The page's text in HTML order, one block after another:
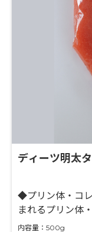
ディーツ明太
◆プリン体・コ
まれるプリン体
で、罪悪感なく
内容量：500g